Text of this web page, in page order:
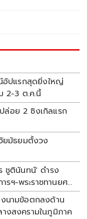
อัปแรกสุดยิ่งใหญ่
2-3 ต.ค.นี้
อย 2 ซิงเกิลแรก
ยมัธยมตั้งวง
ชูตินันทน์' ดำรง
รฯ-พระราชทานยศ
นามข้อตกลงด้าน
งสงครามในภูมิภาค